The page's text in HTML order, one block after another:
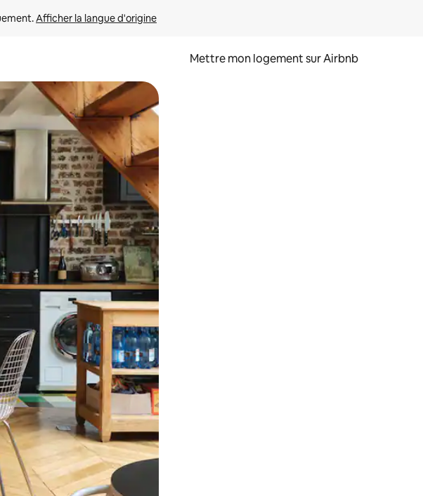
Afficher la langue d'origine
Mettre mon logement sur Airbnb
en appuyant et en faisant glisser.